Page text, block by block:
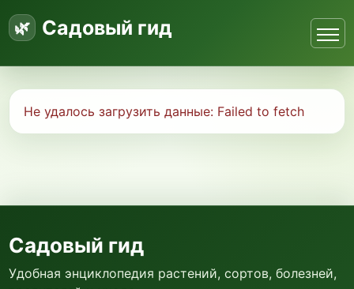
Садовый гид
Не удалось загрузить данные: Failed to fetch
Садовый гид
Удобная энциклопедия растений, сортов, болезней,